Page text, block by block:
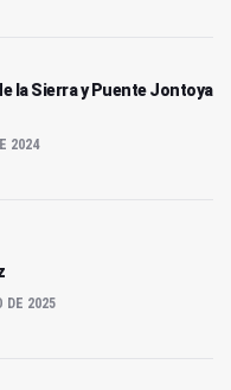
la Sierra y Puente Jontoya
2024
DE 2025